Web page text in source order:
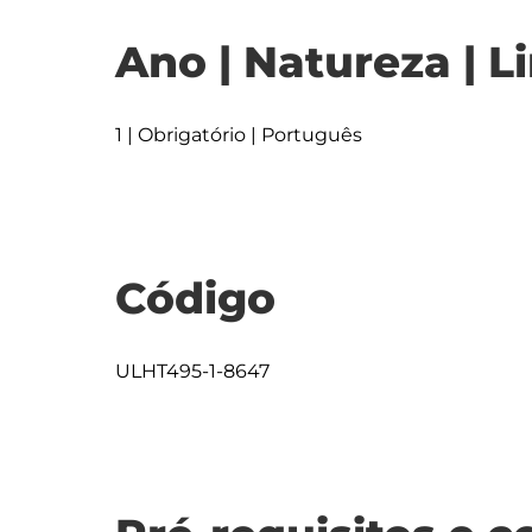
Ano | Natureza |
1 | Obrigatório | Português
Código
ULHT495-1-8647